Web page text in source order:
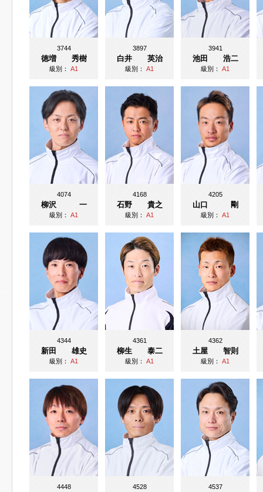
3744
徳増 秀樹
級別：A1
3897
白井 英治
級別：A1
3941
池田 浩二
級別：A1
4074
柳沢 一
級別：A1
4168
石野 貴之
級別：A1
4205
山口 剛
級別：A1
4344
新田 雄史
級別：A1
4361
柳生 泰二
級別：A1
4362
土屋 智則
級別：A1
4448 4528 4537